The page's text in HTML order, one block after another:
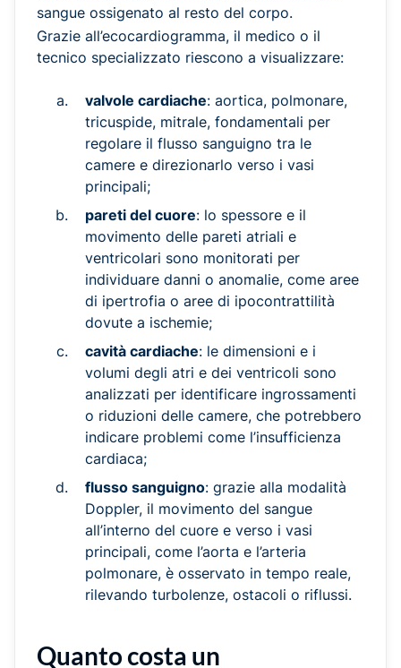
sangue ossigenato al resto del corpo.
Grazie all’ecocardiogramma, il medico o il
tecnico specializzato riescono a visualizzare:
valvole cardiache: aortica, polmonare,
tricuspide, mitrale, fondamentali per
regolare il flusso sanguigno tra le
camere e direzionarlo verso i vasi
principali;
pareti del cuore: lo spessore e il
movimento delle pareti atriali e
ventricolari sono monitorati per
individuare danni o anomalie, come aree
di ipertrofia o aree di ipocontrattilità
dovute a ischemie;
cavità cardiache: le dimensioni e i
volumi degli atri e dei ventricoli sono
analizzati per identificare ingrossamenti
o riduzioni delle camere, che potrebbero
indicare problemi come l’insufficienza
cardiaca;
flusso sanguigno: grazie alla modalità
Doppler, il movimento del sangue
all’interno del cuore e verso i vasi
principali, come l’aorta e l’arteria
polmonare, è osservato in tempo reale,
rilevando turbolenze, ostacoli o riflussi.
Quanto costa un